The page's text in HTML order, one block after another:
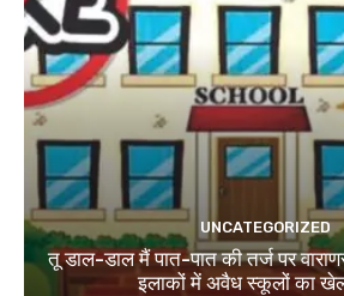
UNCATEGORIZED
तू डाल-डाल मैं पात-पात की तर्ज पर
इलाकों में अवैध स्कूलों का खेल